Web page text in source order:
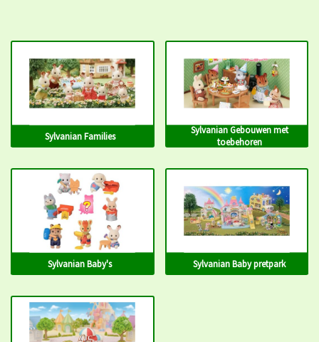
Sylvanian Families
Sylvanian Gebouwen met
toebehoren
Sylvanian Baby's Sylvanian Baby pretpark